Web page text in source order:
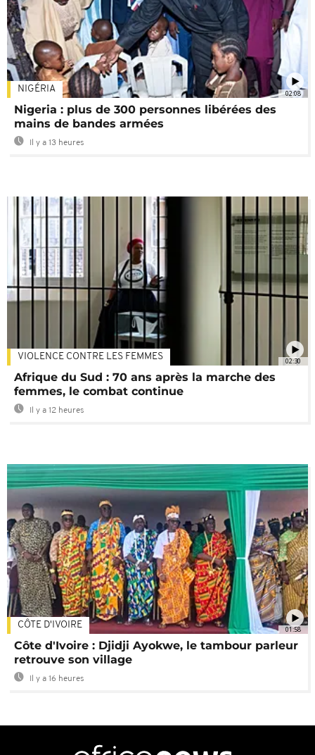
02:08
NIGÉRIA
Nigeria : plus de 300 personnes libérées des
mains de bandes armées
Il y a 13 heures
02:30
VIOLENCE CONTRE LES FEMMES
Afrique du Sud : 70 ans après la marche des
femmes, le combat continue
Il y a 12 heures
01:58
CÔTE D'IVOIRE
Côte d'Ivoire : Djidji Ayokwe, le tambour parleur
retrouve son village
Il y a 16 heures